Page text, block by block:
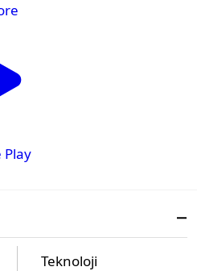
Play
Teknoloji